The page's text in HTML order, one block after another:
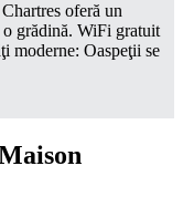
oferă un
o grădină. WiFi gratuit
moderne: Oaspeţii se